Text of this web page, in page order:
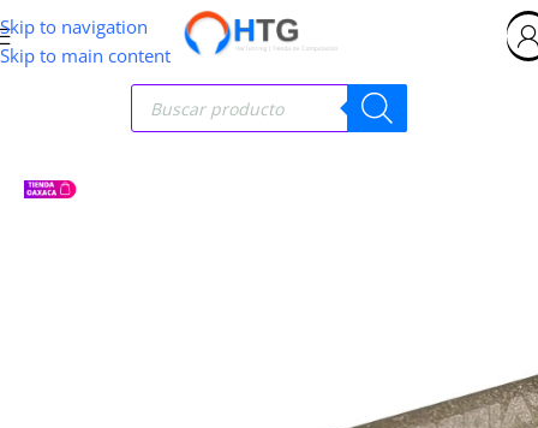
Skip to navigation
Skip to main content